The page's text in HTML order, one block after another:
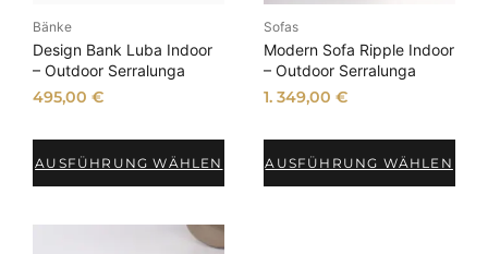
Bänke
Design Bank Luba Indoor
– Outdoor Serralunga
495,00€
AUSFÜHRUNG WÄHLEN
Sofas
Modern Sofa Ripple Indoor
– Outdoor Serralunga
1. 349,00 €
AUSFÜHRUNG WÄHLEN